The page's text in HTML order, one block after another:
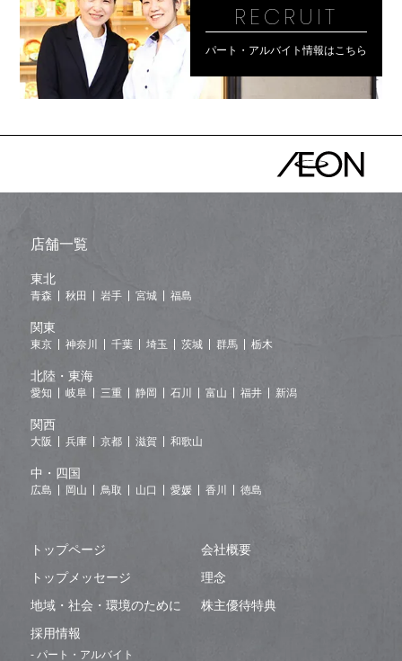
RECRUIT
パート・アルバイト情報はこちら
トップページ
会社概要
トップメッセージ
理念
地域・社会・環境のために
株主優待特典
採用情報
- パート・アルバイト
店舗一覧
東北
青森 秋田 岩手 宮城 福島
関東
東京 神奈川 千葉 埼玉 茨城 群馬 栃木
北陸・東海
愛知 岐阜 三重 静岡 石川 富山 福井 新潟
関西
大阪 兵庫 京都 滋賀 和歌山
中・四国
広島 岡山 鳥取 山口 愛媛 香川 徳島